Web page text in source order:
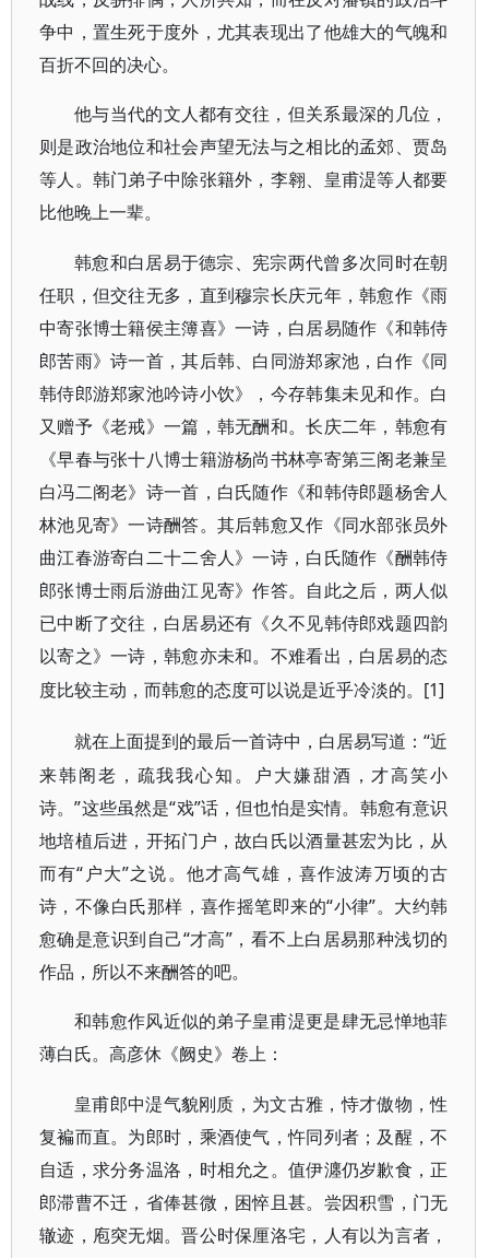
争中，置生死于度外，尤其表现出了他雄大的气魄和
百折不回的决心。
他与当代的文人都有交往，但关系最深的几位，
则是政治地位和社会声望无法与之相比的孟郊、贾岛
等人。韩门弟子中除张籍外，李翱、皇甫湜等人都要
比他晚上一辈。
韩愈和白居易于德宗、宪宗两代曾多次同时在朝
任职，但交往无多，直到穆宗长庆元年，韩愈作《雨
中寄张博士籍侯主簿喜》一诗，白居易随作《和韩侍
郎苦雨》诗一首，其后韩、白同游郑家池，白作《同
韩侍郎游郑家池吟诗小饮》，今存韩集未见和作。白
又赠予《老戒》一篇，韩无酬和。长庆二年，韩愈有
《早春与张十八博士籍游杨尚书林亭寄第三阁老兼呈
白冯二阁老》诗一首，白氏随作《和韩侍郎题杨舍人
林池见寄》一诗酬答。其后韩愈又作《同水部张员外
曲江春游寄白二十二舍人》一诗，白氏随作《酬韩侍
郎张博士雨后游曲江见寄》作答。自此之后，两人似
已中断了交往，白居易还有《久不见韩侍郎戏题四韵
以寄之》一诗，韩愈亦未和。不难看出，白居易的态
度比较主动，而韩愈的态度可以说是近乎冷淡的。 [1]
就在上面提到的最后一首诗中，白居易写道：“近
来韩阁老，疏我我心知。户大嫌甜酒，才高笑小
诗。”这些虽然是“戏”话，但也怕是实情。韩愈有意识
地培植后进，开拓门户，故白氏以酒量甚宏为比，从
而有“户大”之说。他才高气雄，喜作波涛万顷的古
诗，不像白氏那样，喜作摇笔即来的“小律”。大约韩
愈确是意识到自己“才高”，看不上白居易那种浅切的
作品，所以不来酬答的吧。
和韩愈作风近似的弟子皇甫湜更是肆无忌惮地菲
薄白氏。高彦休《阙史》卷上：
皇甫郎中湜气貌刚质，为文古雅，恃才傲物，性
复褊而直。为郎时，乘酒使气，忤同列者；及醒，不
自适，求分务温洛，时相允之。值伊瀍仍岁歉食，正
郎滞曹不迁，省俸甚微，困悴且甚。尝因积雪，门无
辙迹，庖突无烟。晋公时保厘洛宅，人有以为言者，